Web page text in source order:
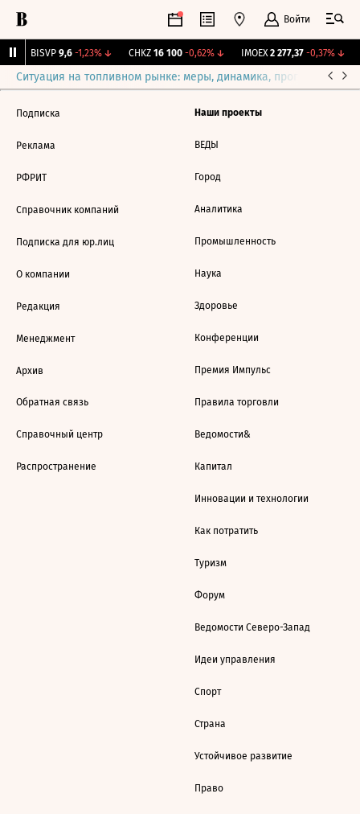
Войти
BISVP 9,6 -1,23%↓ CHKZ 16 100 -0,62%↓ IMOEX 2 277,37 -0,37%↓
Ситуация на топливном рынке: меры, динамика, прогнозы
Подписка
Реклама
РФРИТ
Справочник компаний
Подписка для юр.лиц
О компании
Редакция
Менеджмент
Архив
Обратная связь
Справочный центр
Распространение
Наши проекты
ВЕДЫ
Город
Аналитика
Промышленность
Наука
Здоровье
Конференции
Премия Импульс
Правила торговли
Ведомости&
Капитал
Инновации и технологии
Как потратить
Туризм
Форум
Ведомости Северо-Запад
Идеи управления
Спорт
Страна
Устойчивое развитие
Право